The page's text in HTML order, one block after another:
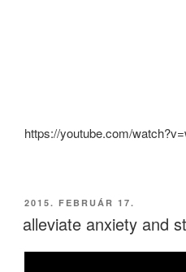
https://youtube.com/
BEKÜLDVE:
2015. FEBRUÁR 17.
alleviate anxiety and